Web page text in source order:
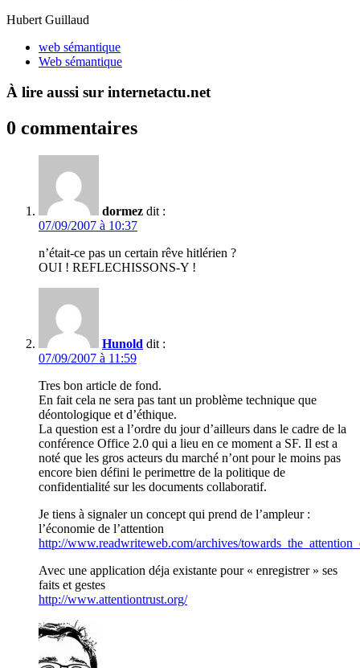
Hubert Guillaud
web sémantique
Web sémantique
À lire aussi sur internetactu.net
0 commentaires
dormez dit :
07/09/2007 à 10:37
n’était-ce pas un certain rêve hitlérien ?
OUI ! REFLECHISSONS-Y !
Hunold dit :
07/09/2007 à 11:59
Tres bon article de fond.
En fait cela ne sera pas tant un problème technique que
déontologique et d’éthique.
La question est a l’ordre du jour d’ailleurs dans le cadre de la
conférence Office 2.0 qui a lieu en ce moment a SF. Il est a
noté que les gros acteurs du marché n’ont pour le moins pas
encore bien défini le perimettre de la politique de
confidentialité sur les documents collaboratif.
Je tiens à signaler un concept qui prend de l’ampleur :
l’économie de l’attention
http://www.readwriteweb.com/archives/
Avec une application déja existante pour « enregistrer » ses
faits et gestes
http://www.attentiontrust.org/